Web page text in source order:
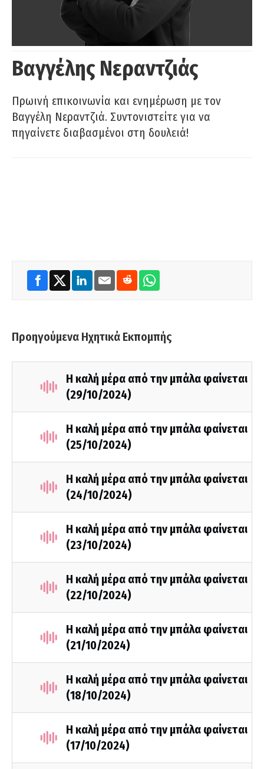
Βαγγέλης Νεραντζιάς
Πρωινή επικοινωνία και ενημέρωση με τον
Βαγγέλη Νεραντζιά. Συντονιστείτε για να
πηγαίνετε διαβασμένοι στη δουλειά!
Προηγούμενα Ηχητικά Εκπομπής
Η καλή μέρα από την μπάλα φαίνεται
(29/10/2024)
Η καλή μέρα από την μπάλα φαίνεται
(25/10/2024)
Η καλή μέρα από την μπάλα φαίνεται
(24/10/2024)
Η καλή μέρα από την μπάλα φαίνεται
(23/10/2024)
Η καλή μέρα από την μπάλα φαίνεται
(22/10/2024)
Η καλή μέρα από την μπάλα φαίνεται
(21/10/2024)
Η καλή μέρα από την μπάλα φαίνεται
(18/10/2024)
Η καλή μέρα από την μπάλα φαίνεται
(17/10/2024)